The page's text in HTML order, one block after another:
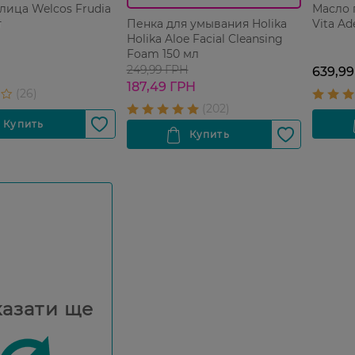
Welcos Frudia
Пенка для умывания Holika
Holika Aloe Facial Cleansing
Foam 150 мл
249,99 ГРН
187,49 ГРН
Масло
Vita
ще